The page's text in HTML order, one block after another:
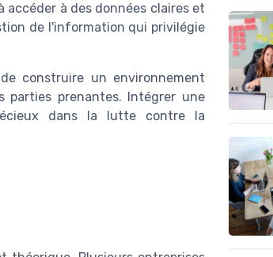
à des données claires et
de l'information qui privilégie
construire un environnement
prenantes. Intégrer une
dans la lutte contre la